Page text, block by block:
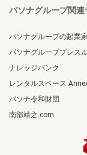
パソナグループ関連
パソナグループの起業
パソナグループプレス
ナレッジバンク
レンタルスペース
パソナ令和財団
南部靖之.com